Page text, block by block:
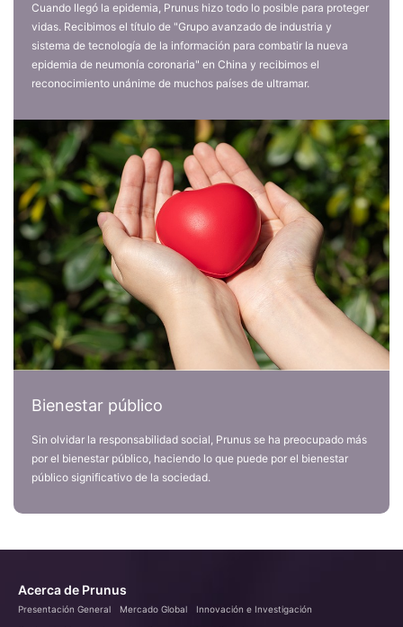
Cuando llegó la epidemia, Prunus hizo todo lo posible para proteger
vidas. Recibimos el título de "Grupo avanzado de industria y
sistema de tecnología de la información para combatir la nueva
epidemia de neumonía coronaria" en China y recibimos el
reconocimiento unánime de muchos países de ultramar.
Bienestar público
Sin olvidar la responsabilidad social, Prunus se ha preocupado más
por el bienestar público, haciendo lo que puede por el bienestar
público significativo de la sociedad.
Acerca de Prunus
Presentación General Mercado Global
Innovación e Investigación